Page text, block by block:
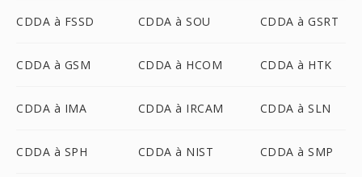
CDDA à FSSD CDDA à SOU CDDA à GSRT
CDDA à GSM CDDA à HCOM CDDA à HTK
CDDA à IMA CDDA à IRCAM CDDA à SLN
CDDA à SPH CDDA à NIST CDDA à SMP